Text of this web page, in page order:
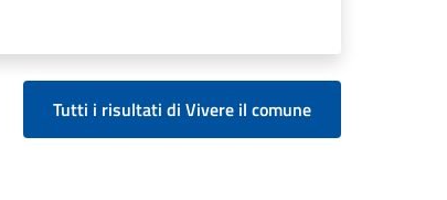
Tutti i risultati di Vivere il comune